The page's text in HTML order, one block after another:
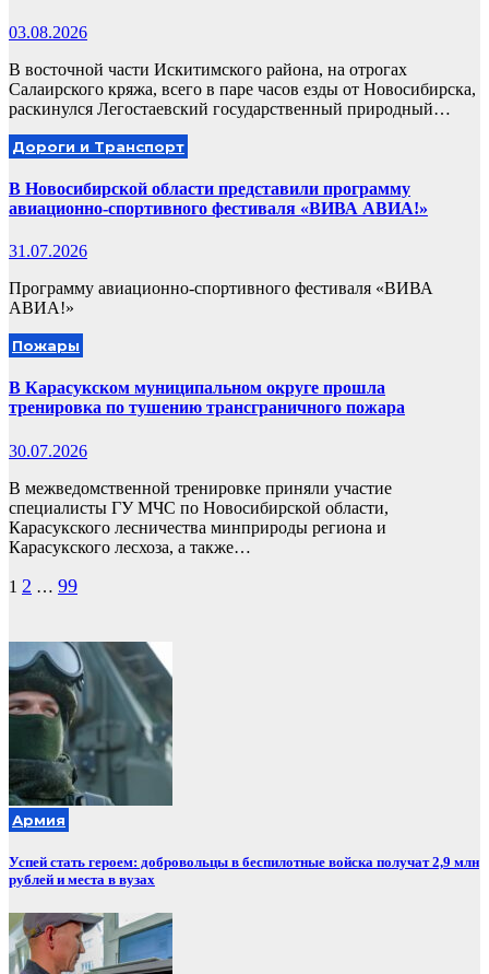
03.08.2026
В восточной части Искитимского района, на отрогах
Салаирского кряжа, всего в паре часов езды от Новосибирска,
раскинулся Легостаевский государственный природный…
Дороги и Транспорт
В Новосибирской области представили программу
авиационно-спортивного фестиваля «ВИВА АВИА!»
31.07.2026
Программу авиационно-спортивного фестиваля «ВИВА
АВИА!»
Пожары
В Карасукском муниципальном округе прошла
тренировка по тушению трансграничного пожара
30.07.2026
В межведомственной тренировке приняли участие
специалисты ГУ МЧС по Новосибирской области,
Карасукского лесничества минприроды региона и
Карасукского лесхоза, а также…
Пагинация
1 2 … 99
Армия
Успей стать героем: добровольцы в беспилотные войска получат 2,9 млн
рублей и места в вузах